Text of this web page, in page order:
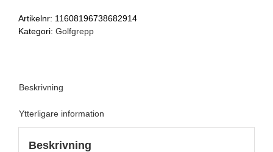
Artikelnr: 11608196738682914
Kategori: Golfgrepp
Beskrivning
Ytterligare information
Beskrivning